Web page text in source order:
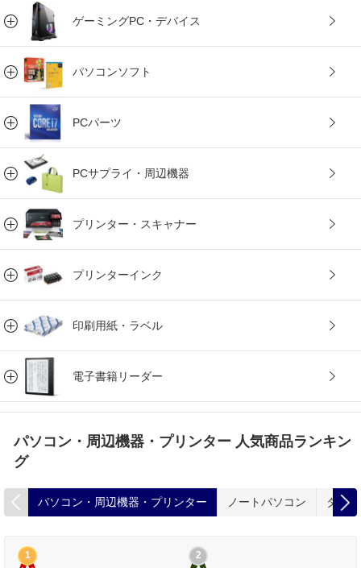
ゲーミングPC・デバイス
パソコンソフト
PCパーツ
PCサプライ・周辺機器
プリンター・スキャナー
プリンターインク
印刷用紙・ラベル
電子書籍リーダー
パソコン・周辺機器・プリンター 人気商品ランキン
グ
パソコン・周辺機器・プリンター ノートパソコン タブ
1 2